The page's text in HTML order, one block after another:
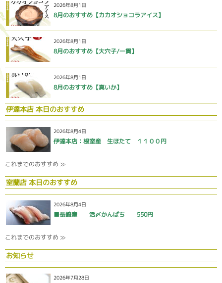
2026年8月1日
8月のおすすめ【カカオショコラアイス】
2026年8月1日
8月のおすすめ【大穴子/一貫】
2026年8月1日
8月のおすすめ【真いか】
伊達本店 本日のおすすめ
2026年8月4日
伊達本店：根室産 生ほたて １１００円
これまでのおすすめ ≫
室蘭店 本日のおすすめ
2026年8月4日
■長崎産 活〆かんぱち 550円
これまでのおすすめ ≫
お知らせ
2026年7月28日